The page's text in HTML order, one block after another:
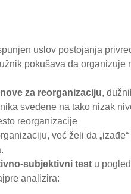
uslov postojanja
pokušava da organizuje
za reorganizaciju,
svedene na tako nizak
reorganizacije
već želi da „izađe“
subjektivni testu
analizira: